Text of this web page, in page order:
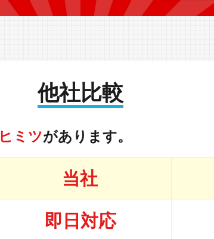
他社比較
ヒミツがあります。
当社
即日対応